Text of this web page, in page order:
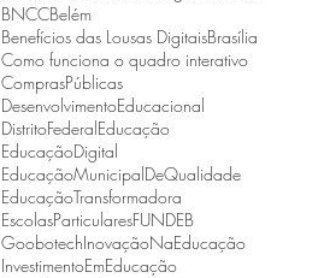
BNCCBelém
Benefícios das Lousas DigitaisBrasília
Como funciona o quadro interativo
ComprasPúblicas
DesenvolvimentoEducacional
DistritoFederalEducação
EducaçãoDigital
EducaçãoMunicipalDeQualidade
EducaçãoTransformadora
EscolasParticularesFUNDEB
GoobotechInovaçãoNaEducação
InvestimentoEmEducação